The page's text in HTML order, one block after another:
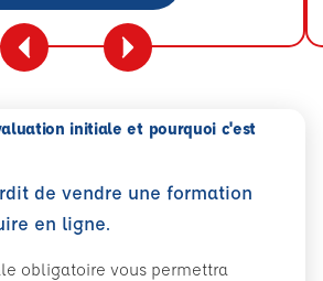
initiale et pourquoi c'est
de vendre une formation
en ligne.
obligatoire vous permettra